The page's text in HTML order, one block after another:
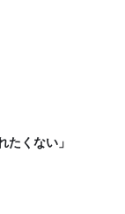
たくない」